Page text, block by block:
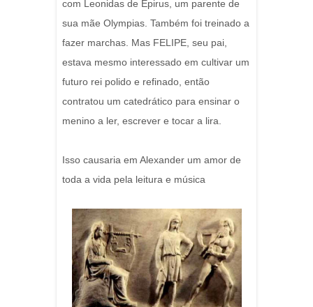
com Leonidas de Epirus, um parente de
sua mãe Olympias. Também foi treinado a
fazer marchas. Mas FELIPE, seu pai,
estava mesmo interessado em cultivar um
futuro rei polido e refinado, então
contratou um catedrático para ensinar o
menino a ler, escrever e tocar a lira.
Isso causaria em Alexander um amor de
toda a vida pela leitura e música